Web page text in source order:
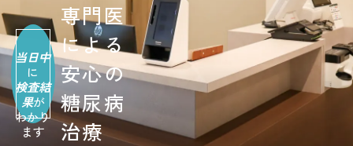
当日中
に
検査結
果が
わかり
ます
専門医
による
安心の
糖尿病
治療